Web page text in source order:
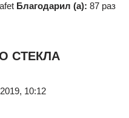
Благодарил (а): 87 раз
СТЕКЛА
10:12